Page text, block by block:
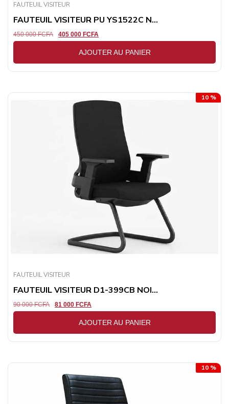
FAUTEUIL VISITEUR
FAUTEUIL VISITEUR PU YS1522C N...
450 000FCFA 405 000 FCFA
AJOUTER AU PANIER
10 %
FAUTEUIL VISITEUR
FAUTEUIL VISITEUR D1-399CB NOI...
90 000FCFA 81 000 FCFA
AJOUTER AU PANIER
10 %